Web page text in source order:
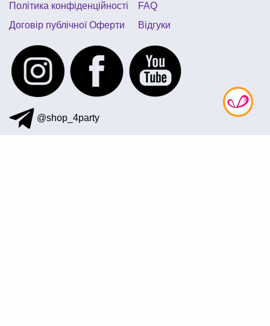
Політика конфіденційності
Договір публічної Оферти
FAQ
Відгуки
@shop_4party